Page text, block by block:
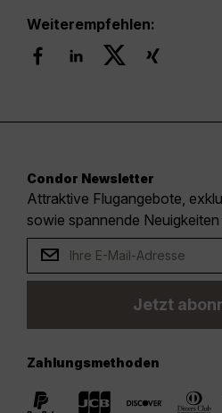
Weiterempfehlen:
Condor Newsletter
Attraktive Flugangebote,
sowie spannende
Jetzt
Zahlungsmethoden